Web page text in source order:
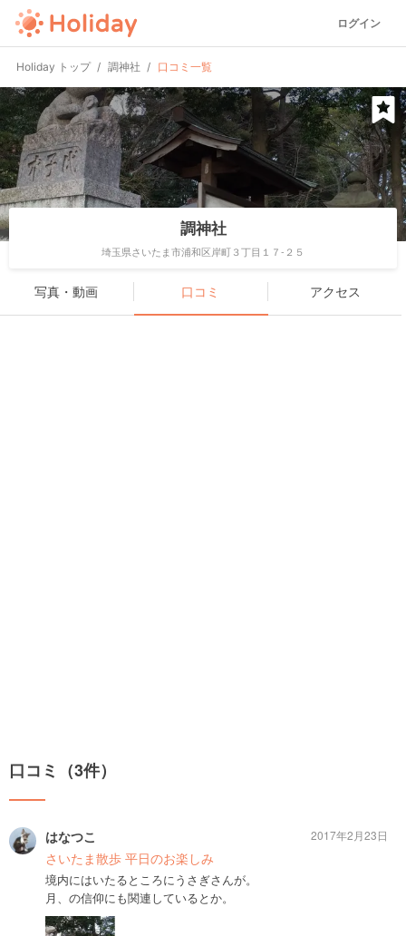
ログイン
Holiday トップ 調神社 口コミ一覧
調神社
埼玉県さいたま市浦和区岸町３丁目１７-２５
写真・動画 口コミ アクセス
口コミ（3件）
はなつこ
さいたま散歩 平日のお楽しみ
境内にはいたるところにうさぎさんが。
月、の信仰にも関連しているとか。
2017年2月23日